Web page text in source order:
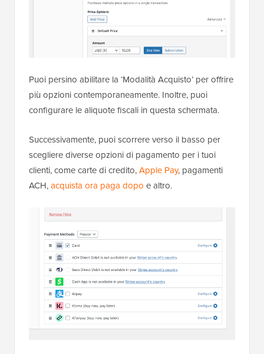
Puoi persino abilitare la ‘Modalità Acquisto’ per offrire
più opzioni contemporaneamente. Inoltre, puoi
configurare le aliquote fiscali in questa schermata.
Successivamente, puoi scorrere verso il basso per
scegliere diverse opzioni di pagamento per i tuoi
clienti, come carte di credito,Apple Pay, pagamenti
ACH,acquista ora paga dopo e altro.